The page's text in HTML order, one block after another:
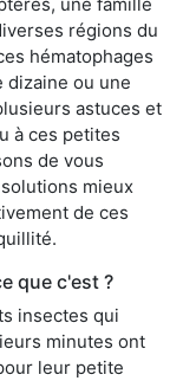
régions du
hématophages
dizaine ou une
astuces et
à ces petites
de vous
mieux
de ces
que c'est ?
insectes qui
minutes ont
leur petite